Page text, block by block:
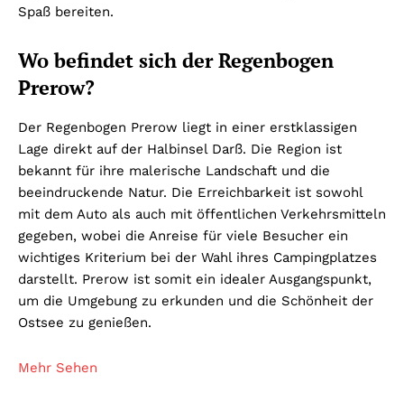
Spaß bereiten.
Wo befindet sich der Regenbogen
Prerow?
Der Regenbogen Prerow liegt in einer erstklassigen
Lage direkt auf der Halbinsel Darß. Die Region ist
bekannt für ihre malerische Landschaft und die
beeindruckende Natur. Die Erreichbarkeit ist sowohl
mit dem Auto als auch mit öffentlichen Verkehrsmitteln
gegeben, wobei die Anreise für viele Besucher ein
wichtiges Kriterium bei der Wahl ihres Campingplatzes
darstellt. Prerow ist somit ein idealer Ausgangspunkt,
um die Umgebung zu erkunden und die Schönheit der
Ostsee zu genießen.
Mehr Sehen